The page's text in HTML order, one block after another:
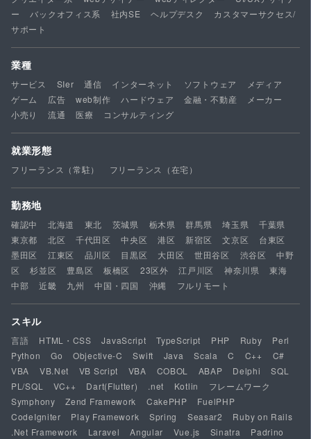
ー
バックオフィス系 社内SE ヘルプデスク
カスタマーサクセス/
サポート
業種
サービス SIer 通信 インターネット ソフトウェア
メディア
ゲーム
広告 web制作 ハードウェア 金融・不動産
メーカー
小売り
流通 医療 コンサルティング
就業形態
フリーランス（常駐） フリーランス（在宅）
勤務地
確認中 北海道 東北 茨城県 栃木県 群馬県 埼玉県
千葉県
東京都
北区 千代田区 中央区 港区 新宿区 文京区
台東区
墨田区
江東区 品川区 目黒区 大田区 世田谷区 渋谷区
中野
区
杉並区 豊島区 板橋区 23区外 江戸川区 神奈川県
東海
中部
近畿 九州 中国・四国 沖縄 フルリモート
スキル
言語 HTML・CSS JavaScript TypeScript PHP Ruby
Perl
Python
Go Objective-C Swift Java Scala C C++
C#
VBA
VB.Net VB Script VBA COBOL ABAP Delphi
SQL
PL/SQL
VC++ Dart(Flutter) .net Kotlin
フレームワーク
Symphony
Zend Framework CakePHP
FuelPHP
CodeIgniter
Play Framework Spring Seasar2
Ruby on Rails
.Net Framework
Laravel Angular Vue.js Sinatra
Padrino